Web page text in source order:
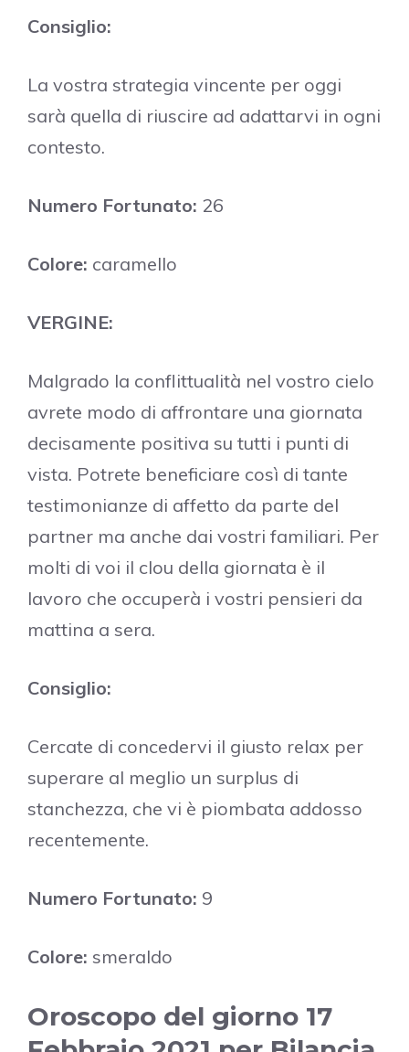
Consiglio:
La vostra strategia vincente per oggi
sarà quella di riuscire ad adattarvi in ogni
contesto.
Numero Fortunato: 26
Colore: caramello
VERGINE:
Malgrado la conflittualità nel vostro cielo
avrete modo di affrontare una giornata
decisamente positiva su tutti i punti di
vista. Potrete beneficiare così di tante
testimonianze di affetto da parte del
partner ma anche dai vostri familiari. Per
molti di voi il clou della giornata è il
lavoro che occuperà i vostri pensieri da
mattina a sera.
Consiglio:
Cercate di concedervi il giusto relax per
superare al meglio un surplus di
stanchezza, che vi è piombata addosso
recentemente.
Numero Fortunato: 9
Colore: smeraldo
Oroscopo del giorno 17